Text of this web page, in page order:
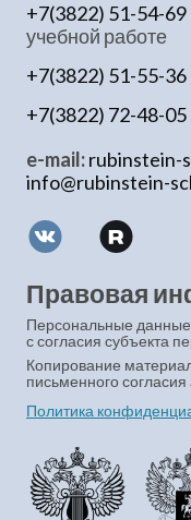
+7(3822) 51-54-69
учебной работе
+7(3822) 51-55-36
+7(3822) 72-48-05
e-mail:rubinstein-
info@rubinstein-
Правовая
Персональные
с согласия субъекта
Копирование
письменного
Политика